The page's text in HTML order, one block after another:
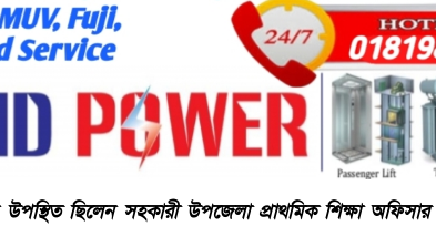
ছিলেন সহকারী উপজেলা প্রাথমিক শিক্ষা